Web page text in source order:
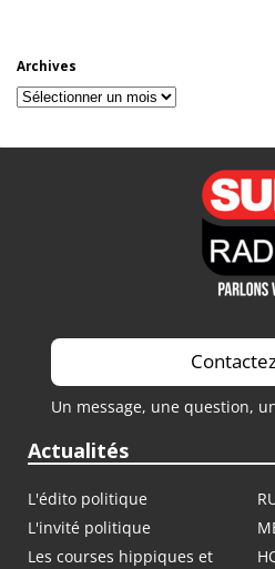
Archives
Archives
Un message, une question,
Actualités
L'édito politique
L'invité politique
Les courses hippiques et